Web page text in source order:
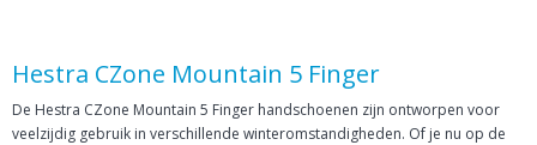
Hestra CZone Mountain 5 Finger
De Hestra CZone Mountain 5 Finger handschoenen zijn ontworpen voor
veelzijdig gebruik in verschillende winteromstandigheden. Of je nu op de